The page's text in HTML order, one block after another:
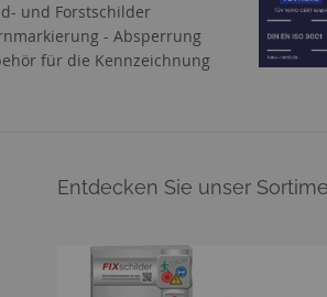
und Forstschilder
- Absperrung
für die Kennzeichnung
Entdecken Sie unser